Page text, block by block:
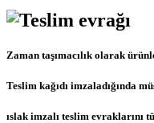
Zaman taşımacılık olarak
Teslim kağıdı imzaladığında
ıslak imzalı teslim